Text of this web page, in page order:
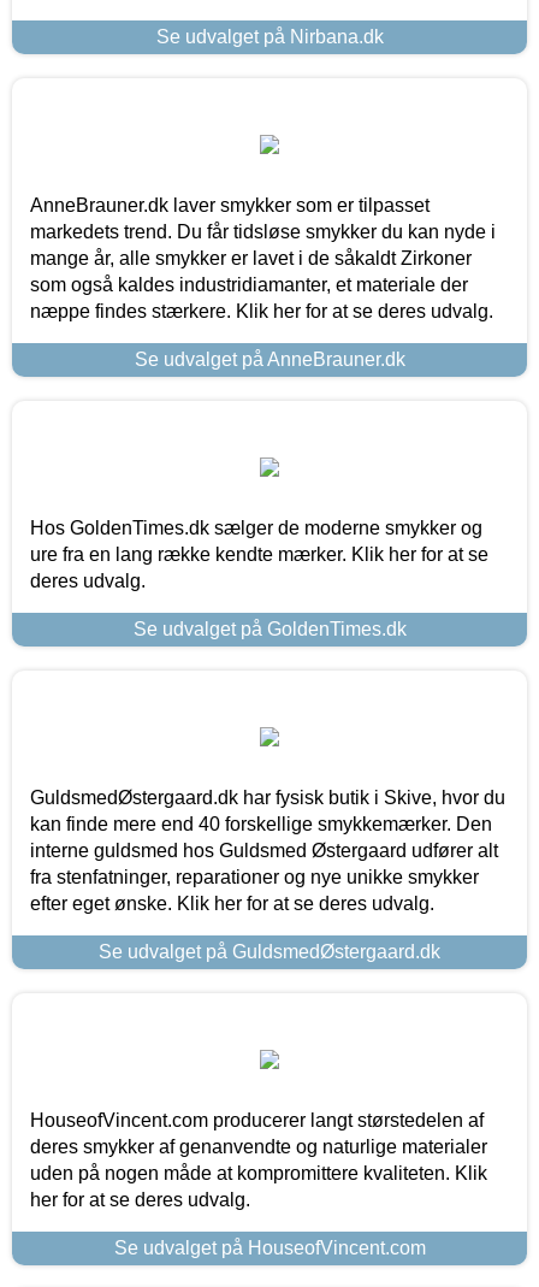
Se udvalget på Nirbana.dk
AnneBrauner.dk laver smykker som er tilpasset
markedets trend. Du får tidsløse smykker du kan nyde i
mange år, alle smykker er lavet i de såkaldt Zirkoner
som også kaldes industridiamanter, et materiale der
næppe findes stærkere. Klik her for at se deres udvalg.
Se udvalget på AnneBrauner.dk
Hos GoldenTimes.dk sælger de moderne smykker og
ure fra en lang række kendte mærker. Klik her for at se
deres udvalg.
Se udvalget på GoldenTimes.dk
GuldsmedØstergaard.dk har fysisk butik i Skive, hvor du
kan finde mere end 40 forskellige smykkemærker. Den
interne guldsmed hos Guldsmed Østergaard udfører alt
fra stenfatninger, reparationer og nye unikke smykker
efter eget ønske. Klik her for at se deres udvalg.
Se udvalget på GuldsmedØstergaard.dk
HouseofVincent.com producerer langt størstedelen af
deres smykker af genanvendte og naturlige materialer
uden på nogen måde at kompromittere kvaliteten. Klik
her for at se deres udvalg.
Se udvalget på HouseofVincent.com